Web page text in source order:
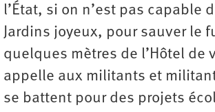
l’État, si on n’est pas capable
Jardins joyeux, pour sauver le
quelques mètres de l’Hôtel de
appelle aux militants et
se battent pour des projets